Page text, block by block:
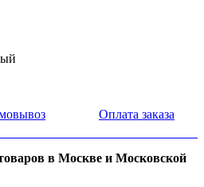
Оплата заказа
в Москве и Московской